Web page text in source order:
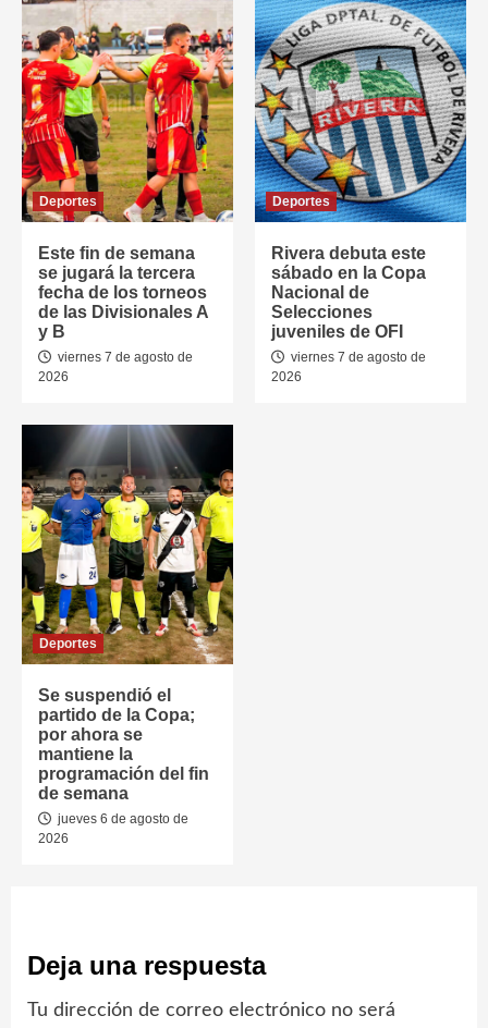
Deportes
Este fin de semana
se jugará la tercera
fecha de los torneos
de las Divisionales A
y B
viernes 7 de agosto de
2026
Deportes
Rivera debuta este
sábado en la Copa
Nacional de
Selecciones
juveniles de OFI
viernes 7 de agosto de
2026
Deportes
Se suspendió el
partido de la Copa;
por ahora se
mantiene la
programación del fin
de semana
jueves 6 de agosto de
2026
Deja una respuesta
Tu dirección de correo electrónico no será